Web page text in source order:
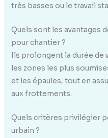
très basses ou le travail
Quels sont les avantages
pour chantier ?
Ils prolongent la durée de
les zones les plus
et les épaules, tout en
aux frottements.
Quels critères privilégier
urbain ?